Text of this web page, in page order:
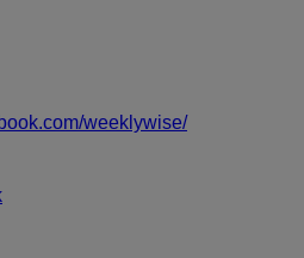
weeklywise/